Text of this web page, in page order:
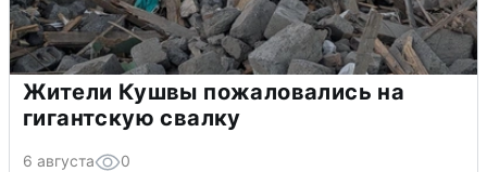
Жители Кушвы пожаловались на
гигантскую свалку
6 августа 0